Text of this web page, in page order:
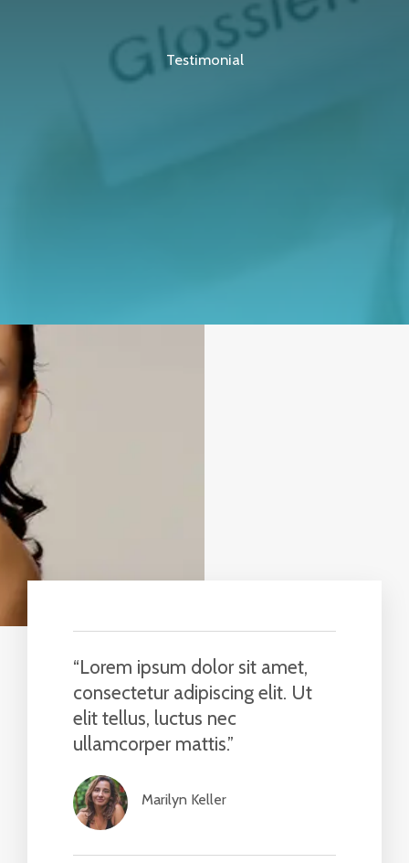
Testimonial
“Lorem ipsum dolor sit amet,
consectetur adipiscing elit. Ut
elit tellus, luctus nec
ullamcorper mattis.”​
Marilyn Keller​